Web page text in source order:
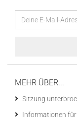
MEHR ÜBER...
Sitzung
Informationen